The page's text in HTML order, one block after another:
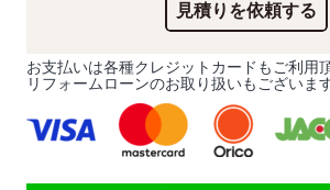
見積りを依頼する
お支払いは各種クレジットカードもご利用
リフォームローンのお取り扱いもございます